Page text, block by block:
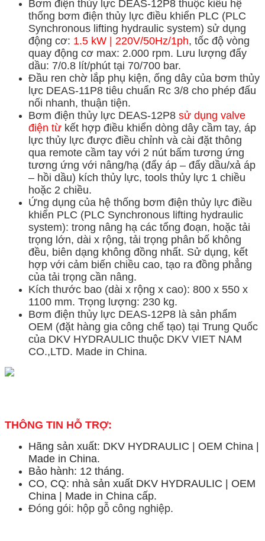
Bơm điện thủy lực DEAS-12P8 thuộc kiểu hệ
thống bơm điện thủy lực điều khiển PLC (PLC
Synchronous lifting hydraulic system) sử dụng
động cơ: 1.5 kW | 220V/50Hz/1ph, tốc độ vòng
quay động cơ max: 2.000 rpm. Lưu lượng đẩy
dầu: 7/0.8 lít/phút tại 70/700 bar.
Đầu ren chờ lắp phụ kiện, ống dây của bơm thủy
lực DEAS-11P8 tiêu chuẩn Rc 3/8 cho phép đấu
nối nhanh, thuận tiện.
Bơm điện thủy lực DEAS-12P8 sử dụng valve
điện từ kết hợp điều khiển dòng dây cầm tay, áp
lực thủy lực được điều chỉnh và cài đặt thông
qua remote cầm tay với 2 nút bấm tương ứng
tương ứng với nâng/hạ (đẩy áp – đẩy dầu/xả áp
– hồi dầu) kích thủy lực, tools thủy lực 1 chiều
hoặc 2 chiều.
Ứng dụng của hệ thống bơm điện thủy lực điều
khiển PLC (PLC Synchronous lifting hydraulic
system): trong nâng hạ các tổng đoạn, hoặc tải
trọng lớn, dài x rộng, tải trọng phân bố không
đều, biên dạng không đồng nhất. Sử dụng, kết
hợp với cảm biến chiều cao, tạo ra đồng phẳng
của tải trọng cần nâng.
Kích thước bao (dài x rộng x cao): 800 x 550 x
1100 mm. Trọng lượng: 230 kg.
Bơm điện thủy lực DEAS-12P8 là sản phẩm
OEM (đặt hàng gia công chế tạo) tại Trung Quốc
của DKV HYDRAULIC thuộc DKV VIET NAM
CO.,LTD. Made in China.
THÔNG TIN HỖ TRỢ:
Hãng sản xuất: DKV HYDRAULIC | OEM China |
Made in China.
Bảo hành: 12 tháng.
CO, CQ: nhà sản xuất DKV HYDRAULIC | OEM
China | Made in China cấp.
Đóng gói: hộp gỗ công nghiệp.